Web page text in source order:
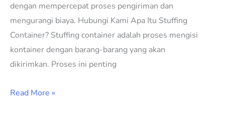
dengan mempercepat proses pengiriman dan
mengurangi biaya. Hubungi Kami Apa Itu Stuffing
Container? Stuffing container adalah proses mengisi
kontainer dengan barang-barang yang akan
dikirimkan. Proses ini penting
Read More »